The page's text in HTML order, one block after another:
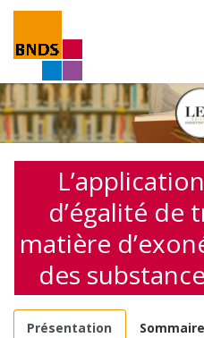
d’égalité de
matière
des
Présentation Sommaire